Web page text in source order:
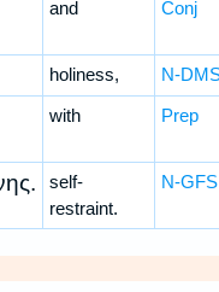
and Conj
holiness,
N-
with Prep
self-
restraint.
N-GFS